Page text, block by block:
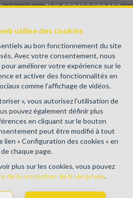
utilise des cookies
au bon fonctionnement du site
Avec votre consentement, nous
améliorer votre expérience sur le
et activer des fonctionnalités en
comme l’affichage de vidéos.
», vous autorisez l’utilisation de
pouvez également définir plus
en cliquant sur le bouton
peut être modifié à tout
lien « Configuration des cookies » en
chaque page.
plus sur les cookies, vous pouvez
de la protection de la vie privée.
entreprise : TVA BE0459.580.159-
16B, 1000 Bruxelles (+32 2
Soumis aucode déontologique de l’
IPI
via AXA Belgium SA,
– police n° 730.390.160.
les activités réalisées en Belgique
d'utilisation du site
protection de la vie privée
des cookies
DESIGNED AND DEVELOPED BY